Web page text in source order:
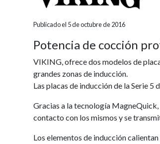
Publicado el 5 de octubre de 2016
Potencia de cocción
VIKING, ofrece dos modelos de
grandes zonas de inducción.
Las placas de inducción de la Serie
Gracias a la tecnología
contacto con los mismos y se
Los elementos de inducción